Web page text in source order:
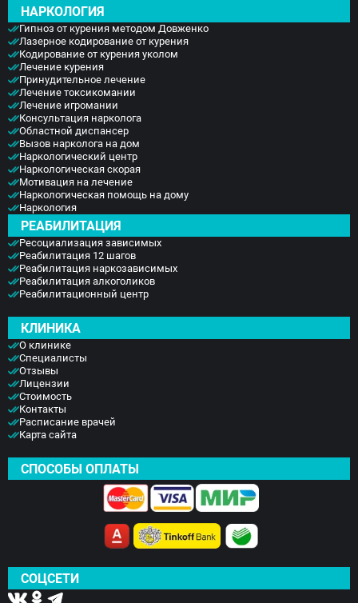
НАРКОЛОГИЯ
Гипноз от курения методом Довженко
Лазерное кодирование от курения
Кодирование от курения уколом
Лечение курения
Принудительное лечение
Лечение токсикомании
Лечение игромании
Консультация нарколога
Областной диспансер
Вызов нарколога на дом
Наркологический центр
Наркологическая скорая
Мотивация на лечение
Наркологическая помощь на дому
Наркология
РЕАБИЛИТАЦИЯ
Ресоциализация зависимых
Реабилитация 12 шагов
Реабилитация наркозависимых
Реабилитация алкоголиков
Реабилитационный центр
КЛИНИКА
О клинике
Специалисты
Отзывы
Лицензии
Стоимость
Контакты
Расписание врачей
Карта сайта
СПОСОБЫ ОПЛАТЫ
СОЦСЕТИ